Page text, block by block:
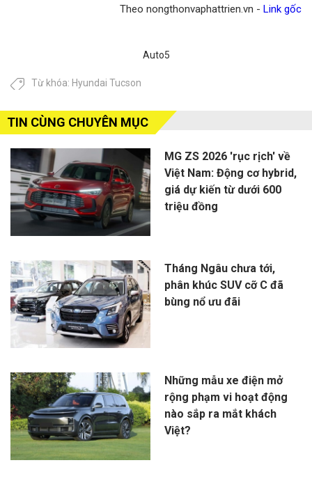
Theo nongthonvaphattrien.vn - Link gốc
Auto5
Từ khóa: Hyundai Tucson
TIN CÙNG CHUYÊN MỤC
MG ZS 2026 'rục rịch' về
Việt Nam: Động cơ hybrid,
giá dự kiến từ dưới 600
triệu đồng
Tháng Ngâu chưa tới,
phân khúc SUV cỡ C đã
bùng nổ ưu đãi
Những mẫu xe điện mở
rộng phạm vi hoạt động
nào sắp ra mắt khách
Việt?